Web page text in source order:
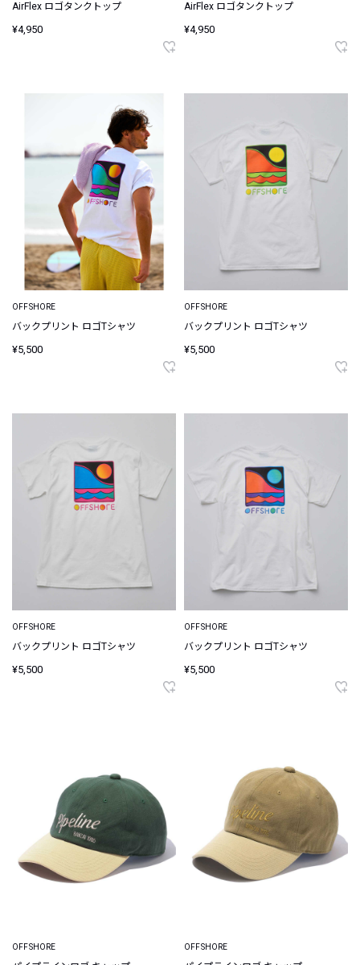
AirFlex ロゴタンクトップ
¥4,950
AirFlex ロゴタンクトップ
¥4,950
OFFSHORE
バックプリント ロゴTシャツ
¥5,500
OFFSHORE
バックプリント ロゴTシャツ
¥5,500
OFFSHORE
バックプリント ロゴTシャツ
¥5,500
OFFSHORE
バックプリント ロゴTシャツ
¥5,500
OFFSHORE OFFSHORE